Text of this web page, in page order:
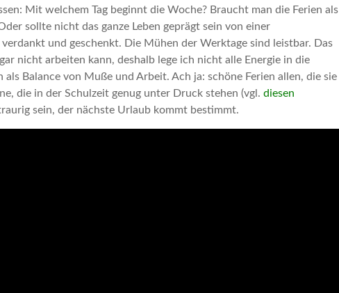
Mit welchem Tag beginnt die Woche? Braucht man die Ferien als
sollte nicht das ganze Leben geprägt sein von einer
und geschenkt. Die Mühen der Werktage sind leistbar. Das
nicht arbeiten kann, deshalb lege ich nicht alle Energie in die
als Balance von Muße und Arbeit. Ach ja: schöne Ferien allen, die sie
die in der Schulzeit genug unter Druck stehen (vgl. diesen
sein, der nächste Urlaub kommt bestimmt.